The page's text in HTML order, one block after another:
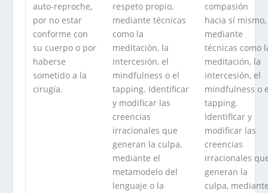
auto-reproche,
por no estar
conforme con
su cuerpo o por
haberse
sometido a la
cirugía.
respeto propio,
mediante técnicas
como la
meditación, la
intercesión, el
mindfulness o el
tapping. Identificar
y modificar las
creencias
irracionales que
generan la culpa,
mediante el
metamodelo del
lenguaje o la
compasión
hacia sí mismo,
mediante
técnicas como
meditación, la
intercesión, el
mindfulness o
tapping.
Identificar y
modificar las
creencias
irracionales
generan la
culpa,